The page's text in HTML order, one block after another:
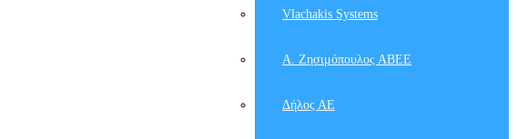
Vlachakis Systems
Α. Ζησιμόπουλος ΑΒΕΕ
Δήλος ΑΕ